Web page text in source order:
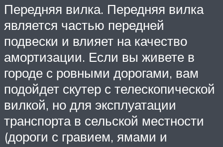
Передняя вилка. Передняя вилка
является частью передней
подвески и влияет на качество
амортизации. Если вы живете в
городе с ровными дорогами, вам
подойдет скутер с телескопической
вилкой, но для эксплуатации
транспорта в сельской местности
(дороги с гравием, ямами и